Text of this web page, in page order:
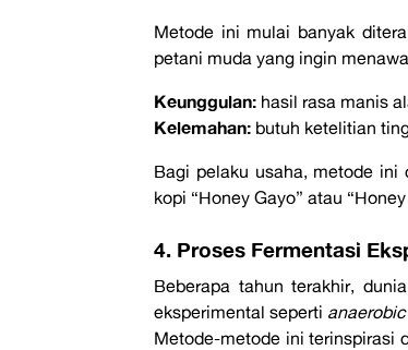
Metode ini mulai banyak
petani muda yang ingin
Keunggulan:hasil rasa manis
Kelemahan:butuh ketelitian
Bagi pelaku usaha, metode
kopi “Honey Gayo” atau
4. Proses Fermentasi
Beberapa tahun terakhir,
eksperimental seperti
Metode-metode ini terinspirasi